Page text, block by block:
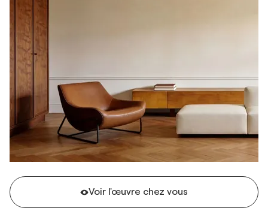
Voir l'œuvre chez vous